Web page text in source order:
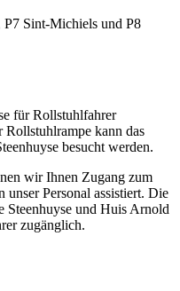
P7 Sint-Michiels und P8
für Rollstuhlfahrer
kann das
besucht werden.
wir Ihnen Zugang zum
unser Personal assistiert. Die
Steenhuyse und Huis Arnold
zugänglich.